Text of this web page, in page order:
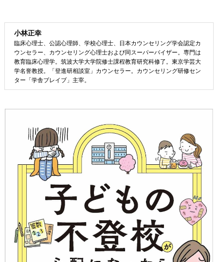
小林正幸
臨床心理士、公認心理師、学校心理士、日本カウンセリング学会認定カ
ウンセラー、カウンセリング心理士および同スーパーバイザー。専門は
教育臨床心理学。筑波大学大学院修士課程教育研究科修了。東京学芸大
学名誉教授。「登進研相談室」カウンセラー。カウンセリング研修セン
ター「学舎ブレイブ」主宰。